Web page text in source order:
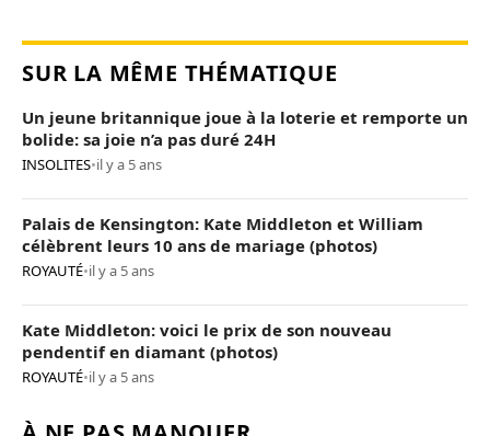
SUR LA MÊME THÉMATIQUE
Un jeune britannique joue à la loterie et remporte un
bolide: sa joie n’a pas duré 24H
INSOLITES•il y a 5 ans
Palais de Kensington: Kate Middleton et William
célèbrent leurs 10 ans de mariage (photos)
ROYAUTÉ•il y a 5 ans
Kate Middleton: voici le prix de son nouveau
pendentif en diamant (photos)
ROYAUTÉ•il y a 5 ans